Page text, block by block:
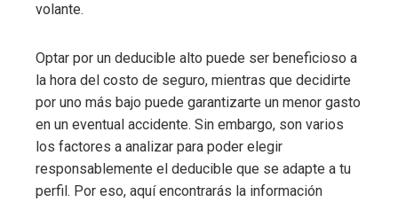
volante.
Optar por un deducible alto puede ser beneficioso a
la hora del costo de seguro, mientras que decidirte
por uno más bajo puede garantizarte un menor gasto
en un eventual accidente. Sin embargo, son varios
los factores a analizar para poder elegir
responsablemente el deducible que se adapte a tu
perfil. Por eso, aquí encontrarás la información